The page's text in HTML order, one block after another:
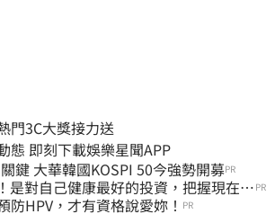
3C大獎接力送
一手掌握明星動態 即刻下載娛樂星聞APP
鍵 大華韓國KOSPI 50今強勢開募PR
是對自己健康最好的投資，把握現在不 PR
防HPV，才有資格說愛妳！ PR